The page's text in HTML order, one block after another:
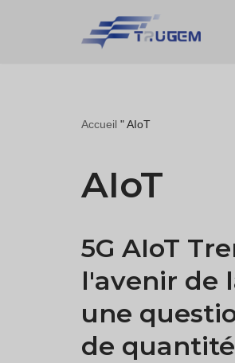
Accueil "AIoT
AIoT
5G AIoT
l'avenir de
une
de quantité